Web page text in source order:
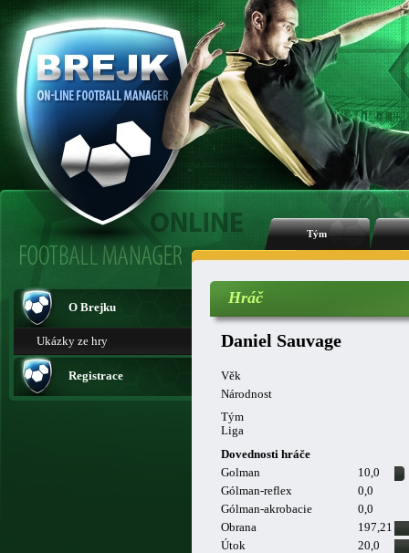
Tým
O Brejku
Ukázky ze hry
Registrace
Hráč
Daniel Sauvage
Věk
Národnost
Tým
Liga
Dovednosti hráče
Golman
10,0
Gólman-reflex
0,0
Gólman-akrobacie
0,0
Obrana
197,21
Útok
20,0